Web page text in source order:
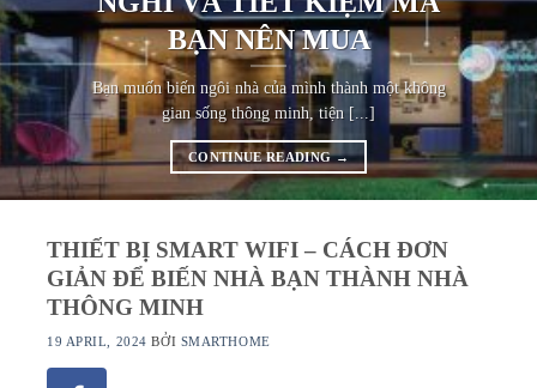
BẠN NÊN MUA
Bạn muốn biến ngôi nhà của mình thành một không
gian sống thông minh, tiện [...]
CONTINUE READING→
THIẾT BỊ SMART WIFI – CÁCH ĐƠN
GIẢN ĐỂ BIẾN NHÀ BẠN THÀNH NHÀ
THÔNG MINH
19 APRIL, 2024 BỞI SMARTHOME